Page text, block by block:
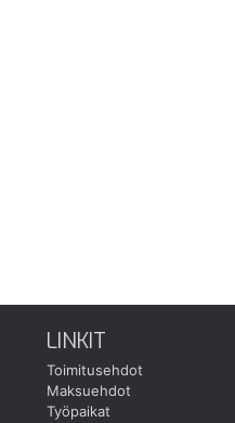
LINKIT
Toimitusehdot
Maksuehdot
Työpaikat